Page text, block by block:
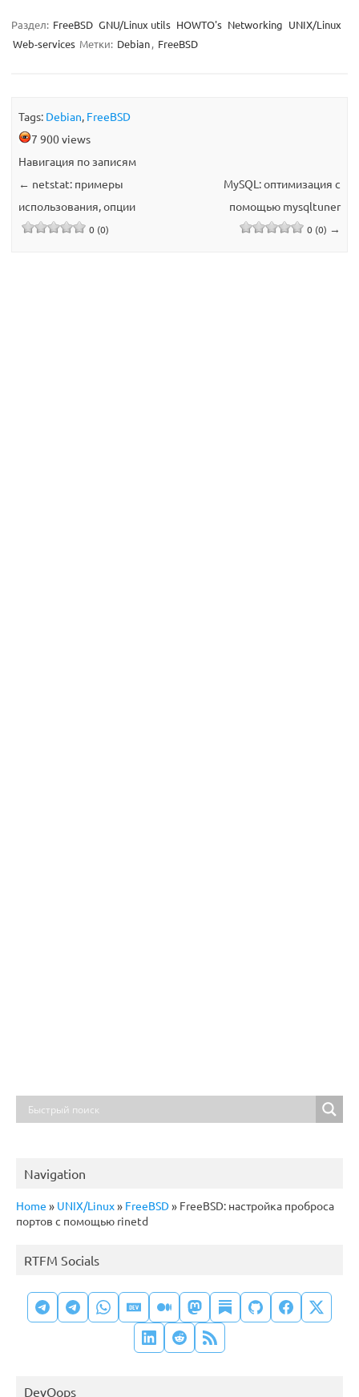
Раздел: FreeBSD GNU/Linux utils HOWTO's Networking UNIX/Linux
Web-services Метки: Debian, FreeBSD
Tags: Debian, FreeBSD
7 900 views
Навигация по записям
← netstat: примеры
использования, опции
0 (0)
MySQL: оптимизация с
помощью mysqltuner
0 (0) →
Navigation
Home » UNIX/Linux» FreeBSD» FreeBSD: настройка проброса
портов с помощью rinetd
RTFM Socials
DevOops